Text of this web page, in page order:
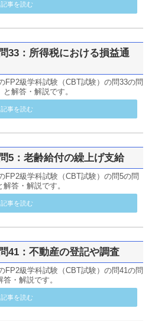
記事を読む
33：所得税における損益通
FP2級学科試験（CBT試験）の問33の問
解答・解説です。
記事を読む
5：老齢給付の繰上げ支給
FP2級学科試験（CBT試験）の問5の問
答・解説です。
記事を読む
41：不動産の登記や調査
FP2級学科試験（CBT試験）の問41の問
・解説です。
記事を読む